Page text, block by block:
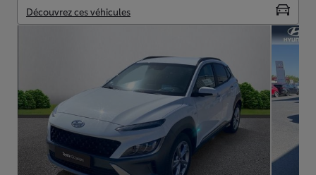
Découvrez ces véhicules